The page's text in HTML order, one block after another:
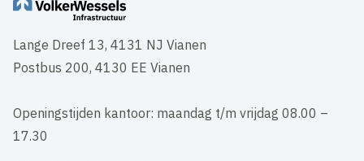
Lange Dreef 13, 4131 NJ Vianen
Postbus 200, 4130 EE Vianen
Openingstijden kantoor: maandag t/m vrijdag 08.00 –
17.30